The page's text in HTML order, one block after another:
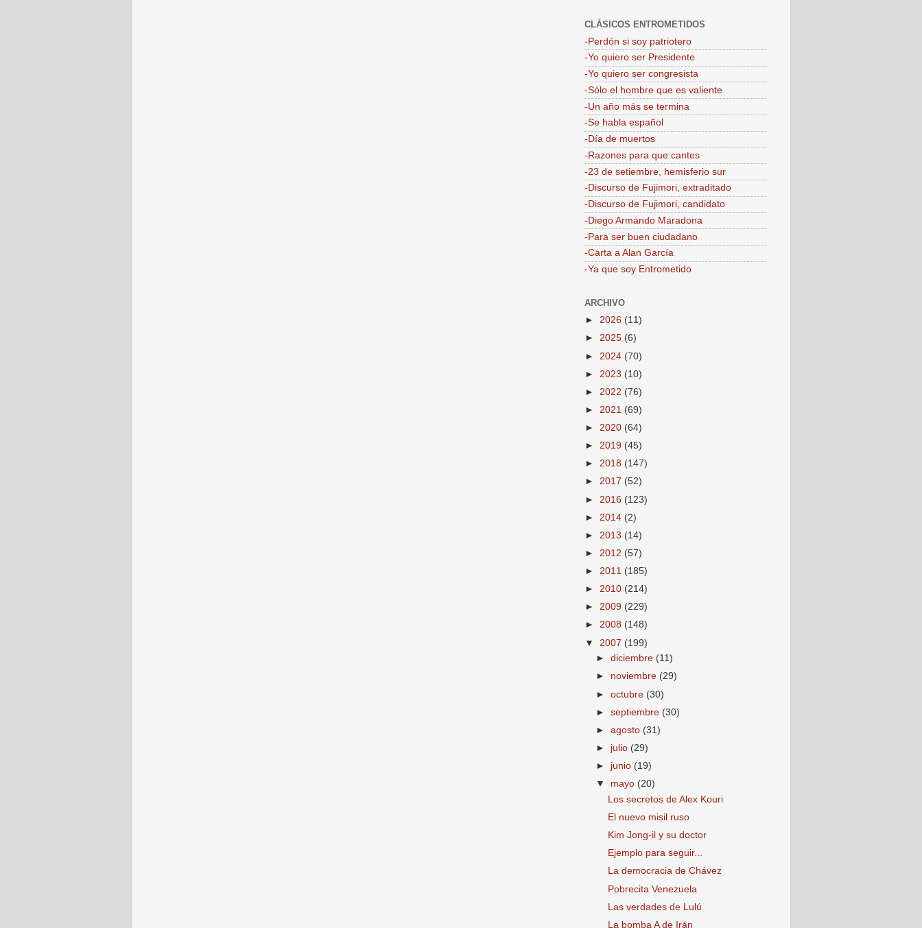
CLÁSICOS ENTROMETIDOS
-Perdón si soy patriotero
-Yo quiero ser Presidente
-Yo quiero ser congresista
-Sólo el hombre que es valiente
-Un año más se termina
-Se habla español
-Día de muertos
-Razones para que cantes
-23 de setiembre, hemisferio sur
-Discurso de Fujimori, extraditado
-Discurso de Fujimori, candidato
-Diego Armando Maradona
-Para ser buen ciudadano
-Carta a Alan García
-Ya que soy Entrometido
ARCHIVO
► 2026 (11)
► 2025 (6)
► 2024 (70)
► 2023 (10)
► 2022 (76)
► 2021 (69)
► 2020 (64)
► 2019 (45)
► 2018 (147)
► 2017 (52)
► 2016 (123)
► 2014 (2)
► 2013 (14)
► 2012 (57)
► 2011 (185)
► 2010 (214)
► 2009 (229)
► 2008 (148)
▼ 2007 (199)
►diciembre (11)
► noviembre (29)
►octubre (30)
►septiembre (30)
►agosto (31)
► julio (29)
► junio (19)
▼ mayo (20)
Los secretos de Alex Kouri
El nuevo misil ruso
Kim Jong-il y su doctor
Ejemplo para seguir...
La democracia de Chávez
Pobrecita Venezuela
Las verdades de Lulú
La bomba A de Irán